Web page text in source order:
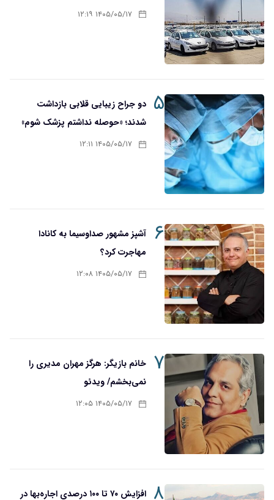
۱۴۰۵/۰۵/۱۷ ۱۲:۱۹
۵ دو جراح زیبایی قلابی بازداشت
شدند؛ «حوصله نداشتم پزشک شوم»
۱۴۰۵/۰۵/۱۷ ۱۲:۱۱
۶
آشپز مشهور صداوسیما به کانادا
مهاجرت کرد؟
۱۴۰۵/۰۵/۱۷ ۱۲:۰۸
۷ خانم بازیگر: هرگز مهران مدیری را
نمی‌بخشم/ ویدئو
۱۴۰۵/۰۵/۱۷ ۱۲:۰۵
۸ افزایش ۷۰ تا ۱۰۰ درصدی اجاره‌بها در